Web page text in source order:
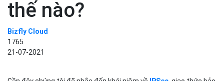
thế nào?
Bizfly Cloud
1765
21-07-2021